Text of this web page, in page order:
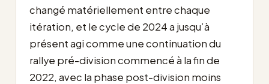
changé matériellement entre chaque
itération, et le cycle de 2024 a jusqu’à
présent agi comme une continuation du
rallye pré-division commencé à la fin de
2022, avec la phase post-division moins